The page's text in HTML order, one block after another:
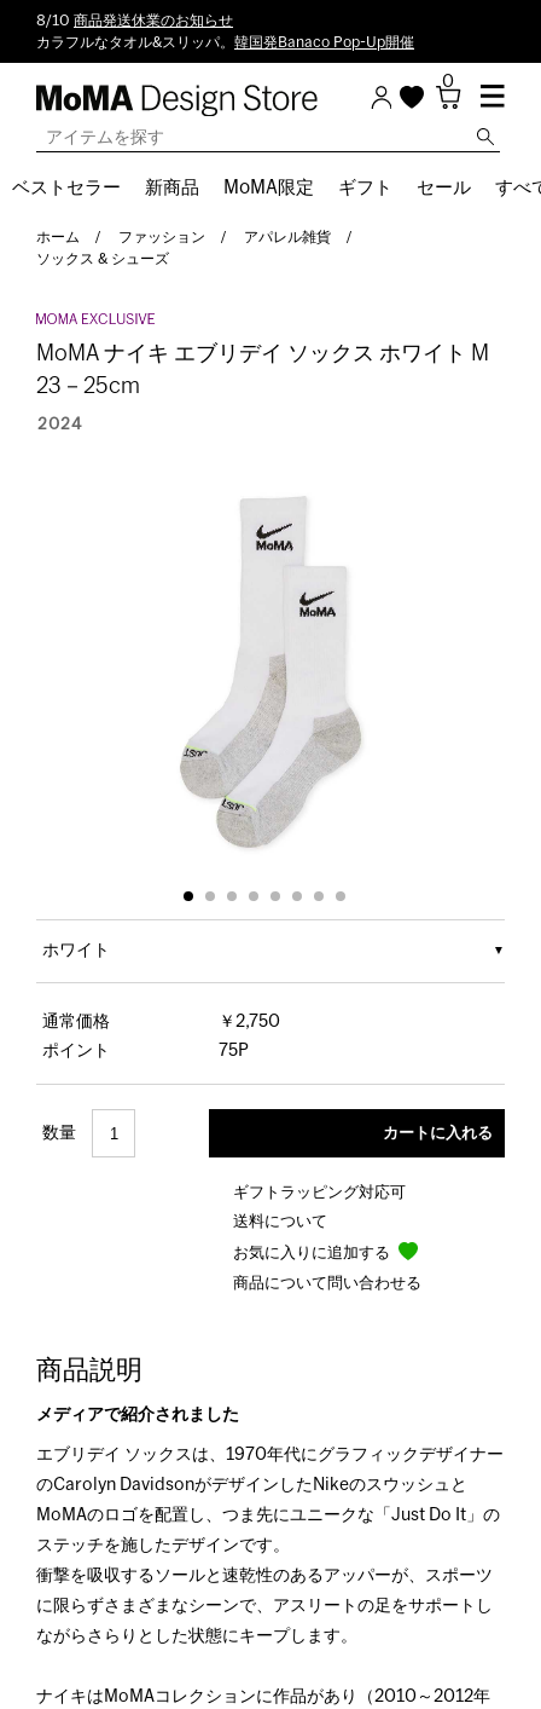
8/10 商品発送休業のお知らせ
カラフルなタオル&スリッパ。 韓国発Banaco Pop-Up開催
0
ベストセラー 新商品 MoMA限定 ギフト セール すべ
ホーム ファッション
アパレル雑貨
ソックス & シューズ
MoMA ナイキ エブリデイ ソックス ホワイト M
23－25cm
2024
ホワイト
通常価格
￥2,750
ポイント
75P
数量
ギフトラッピング対応可
送料について
お気に入りに追加する
商品について問い合わせる
商品説明
メディアで紹介されました
エブリデイ ソックスは、1970年代にグラフィックデザイナー
のCarolyn DavidsonがデザインしたNikeのスウッシュと
MoMAのロゴを配置し、つま先にユニークな「Just Do It」の
ステッチを施したデザインです。
衝撃を吸収するソールと速乾性のあるアッパーが、スポーツ
に限らずさまざまなシーンで、アスリートの足をサポートし
ながらさらりとした状態にキープします。
ナイキはMoMAコレクションに作品があり（2010～2012年